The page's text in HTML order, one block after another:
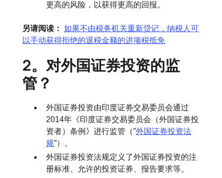
更高的风险，以获得更高的回报。
另请阅读： 如果不由税务机关重新贷记，纳税人可
以手动获得拒绝的退税金额的进项税抵免
2。对外国证券投资的监
管？
外国证券投资由印度证券交易委员会通过
2014年《印度证券交易委员会（外国证券投
资者）条例》进行监管（”外国证券投资法
规”）。
外国证券投资法规定义了外国证券投资的注
册标准、允许的投资证券、报告要求等。